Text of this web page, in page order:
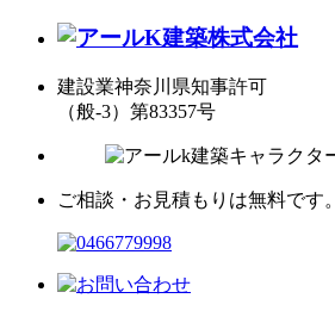
建設業神奈川県知事許可
（般-3）第83357号
ご相談・お見積もりは無料です。